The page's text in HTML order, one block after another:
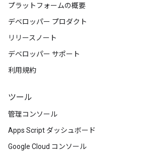
プラットフォームの概要
デベロッパー プロダクト
リリースノート
デベロッパー サポート
利用規約
ツール
管理コンソール
Apps Script ダッシュボード
Google Cloud コンソール